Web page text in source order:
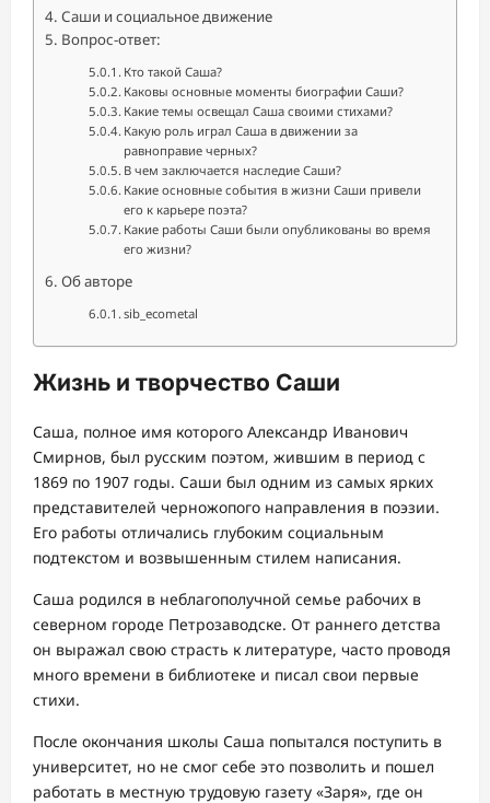
Саши и социальное движение
Вопрос-ответ:
Кто такой Саша?
Каковы основные моменты биографии Саши?
Какие темы освещал Саша своими стихами?
Какую роль играл Саша в движении за
равноправие черных?
В чем заключается наследие Саши?
Какие основные события в жизни Саши привели
его к карьере поэта?
Какие работы Саши были опубликованы во время
его жизни?
Об авторе
sib_ecometal
Жизнь и творчество Саши
Саша, полное имя которого Александр Иванович
Смирнов, был русским поэтом, жившим в период с
1869 по 1907 годы. Саши был одним из самых ярких
представителей черножопого направления в поэзии.
Его работы отличались глубоким социальным
подтекстом и возвышенным стилем написания.
Саша родился в неблагополучной семье рабочих в
северном городе Петрозаводске. От раннего детства
он выражал свою страсть к литературе, часто проводя
много времени в библиотеке и писал свои первые
стихи.
После окончания школы Саша попытался поступить в
университет, но не смог себе это позволить и пошел
работать в местную трудовую газету «Заря», где он